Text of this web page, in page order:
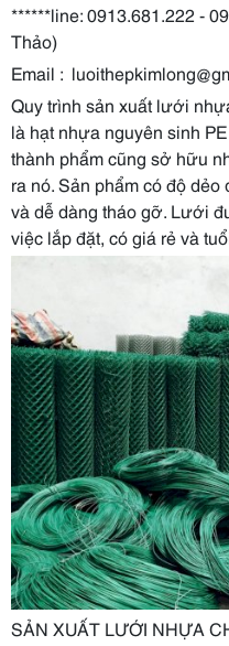
******line: 0913.681.222 -
Thảo)
Email :
Quy trình sản xuất lưới
là hạt nhựa nguyên sinh
thành phẩm cũng sở hữu
ra nó. Sản phẩm có độ
và dễ dàng tháo gỡ. Lưới
việc lắp đặt, có giá rẻ và
SẢN XUẤT LƯỚI NHỰA